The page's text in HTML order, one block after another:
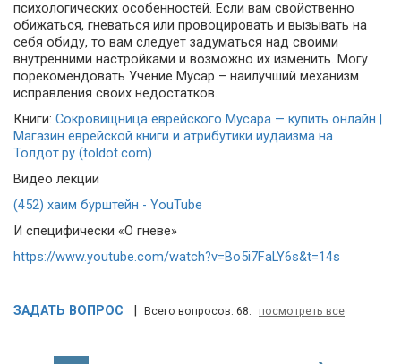
психологических особенностей. Если вам свойственно
обижаться, гневаться или провоцировать и вызывать на
себя обиду, то вам следует задуматься над своими
внутренними настройками и возможно их изменить. Могу
порекомендовать Учение Мусар – наилучший механизм
исправления своих недостатков.
Книги: Сокровищница еврейского Мусара — купить онлайн |
Магазин еврейской книги и атрибутики иудаизма на
Толдот.ру (toldot.com)
Видео лекции
(452) хаим бурштейн - YouTube
И специфически «О гневе»
https://www.youtube.com/watch?v=Bo5i7FaLY6s&t=14s
ЗАДАТЬ ВОПРОС Всего вопросов: 68. посмотреть все